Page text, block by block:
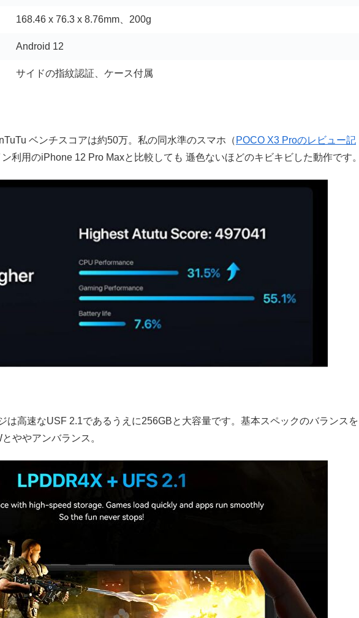
168.46 x 76.3 x 8.76mm、200g
Android 12
サイドの指紋認証、ケース付属
ベンチスコアは約50万。私の同水準のスマホ（ POCO X3 Proのレビュー記
利用のiPhone 12 Pro Maxと比較しても 遜色ないほどのキビキビした動作です。
は高速なUSF 2.1であるうえに256GBと大容量です。基本スペックのバランスを
ややアンバランス。